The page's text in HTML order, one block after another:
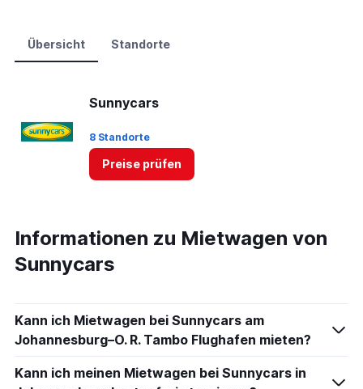
Übersicht Standorte
Sunnycars
8 Standorte
Preise prüfen
Informationen zu Mietwagen von
Sunnycars
Kann ich Mietwagen bei Sunnycars am
Johannesburg–O. R. Tambo Flughafen mieten?
Kann ich meinen Mietwagen bei Sunnycars in